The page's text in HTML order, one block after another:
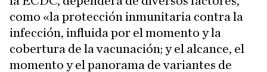
como «la protección inmunitaria contra la
infección, influida por el momento y la
cobertura de la vacunación; y el alcance, el
momento y el panorama de variantes de